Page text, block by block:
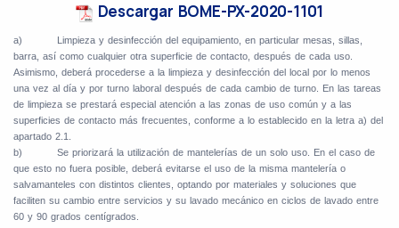
Descargar BOME-PX-2020-1101
a)
Limpieza y desinfección del equipamiento, en particular mesas, sillas,
barra, así como cualquier otra superficie de contacto, después de cada uso.
Asimismo, deberá procederse a la limpieza y desinfección del local por lo menos
una vez al día y por turno laboral después de cada cambio de turno. En las tareas
de limpieza se prestará especial atención a las zonas de uso común y a las
superficies de contacto más frecuentes, conforme a lo establecido en la letra a) del
apartado 2.1.
b)
Se priorizará la utilización de mantelerías de un solo uso. En el caso de
que esto no fuera posible, deberá evitarse el uso de la misma mantelería o
salvamanteles con distintos clientes, optando por materiales y soluciones que
faciliten su cambio entre servicios y su lavado mecánico en ciclos de lavado entre
60 y 90 grados centígrados.